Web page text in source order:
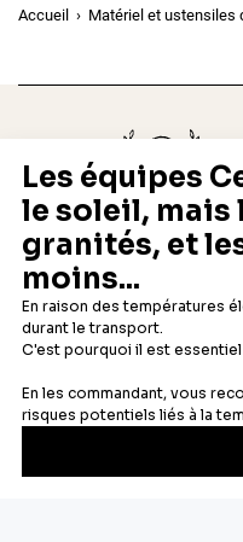
Accueil Matériel et ustensiles
Depuis 1932
Fabricant français reconnu
Newsletter
Recevez les recettes,